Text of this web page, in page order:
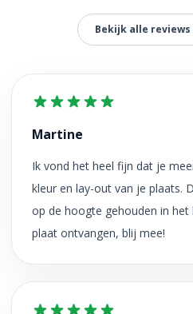
Bekijk alle
Martine
Ik vond het heel fijn dat je
kleur en lay-out van je plaats.
op de hoogte gehouden in het
plaat ontvangen, blij mee!